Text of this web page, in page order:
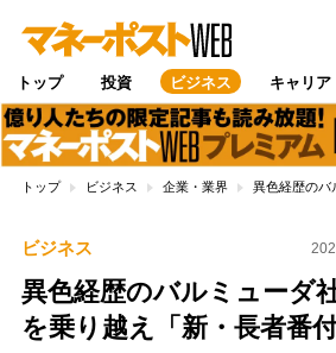
トップ 投資 ビジネス キャリア
トップ ビジネス 企業・業界 異色経歴の
ビジネス
異色経歴のバルミューダ
を乗り越え「新・長者番